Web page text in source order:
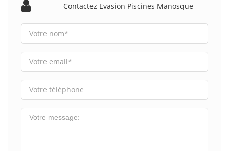
Contactez Evasion Piscines Manosque